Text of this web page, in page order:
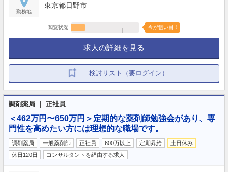
勤務地
東京都日野市
閲覧状況 今が狙い目！
求人の詳細を見る
検討リスト（要ログイン）
調剤薬局 ｜ 正社員
＜462万円〜650万円＞定期的な薬剤師勉強会があり、専
門性を高めたい方には理想的な職場です。
調剤薬局 一般薬剤師 正社員 600万以上 定期昇給
土日休み
休日120日
コンサルタントを経由する求人